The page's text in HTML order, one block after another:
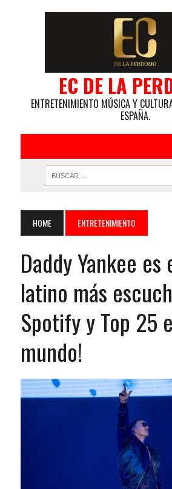
EC DE LA
ENTRETENIMIENTO MÚSICA Y
ESPAÑA.
HOME ENTRETENIMIENTO
Daddy Yankee
latino más
Spotify y Top 25
mundo!